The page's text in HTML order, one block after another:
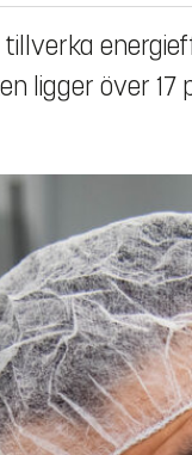
ligger över 17